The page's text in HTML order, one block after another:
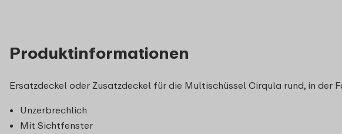
Produktinformationen
Ersatzdeckel oder Zusatzdeckel für die Multischüssel Cirqula rund, in der
Unzerbrechlich
Mit Sichtfenster